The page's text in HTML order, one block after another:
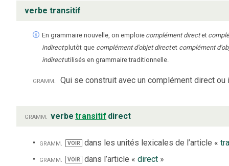
verbe transitif
En grammaire nouvelle, on emploie complément directet
indirectplutôt que complément d'objet directet complément
indirectutilisés en grammaire traditionnelle.
gramm. Qui se construit avec un complément direct ou
gramm. verbe transitif direct
gramm. VOIR dans les unités lexicales de l’article «
gramm.
VOIR dans l’article « direct»